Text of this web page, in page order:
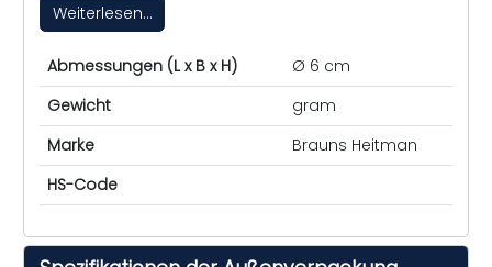
Weiterlesen...
Abmessungen (L x B x H)
Ø 6 cm
Gewicht
gram
Marke
Brauns Heitman
HS-Code